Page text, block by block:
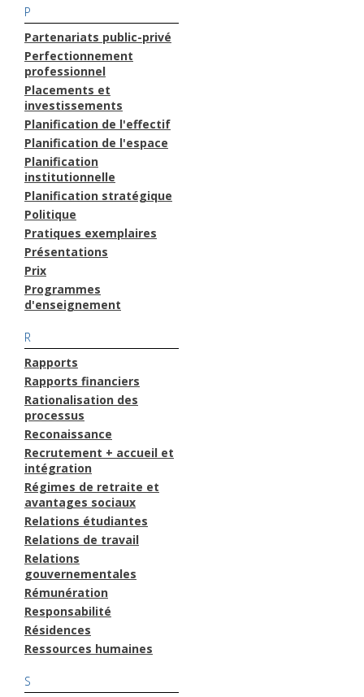
P
Partenariats public-privé
Perfectionnement
professionnel
Placements et
investissements
Planification de l'effectif
Planification de l'espace
Planification
institutionnelle
Planification stratégique
Politique
Pratiques exemplaires
Présentations
Prix
Programmes
d'enseignement
R
Rapports
Rapports financiers
Rationalisation des
processus
Reconaissance
Recrutement + accueil et
intégration
Régimes de retraite et
avantages sociaux
Relations étudiantes
Relations de travail
Relations
gouvernementales
Rémunération
Responsabilité
Résidences
Ressources humaines
S